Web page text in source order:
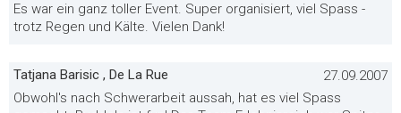
Es war ein ganz toller Event. Super organisiert, viel Spass -
trotz Regen und Kälte. Vielen Dank!
Tatjana Barisic , De La Rue
27.09.2007
Obwohl's nach Schwerarbeit aussah, hat es viel Spass